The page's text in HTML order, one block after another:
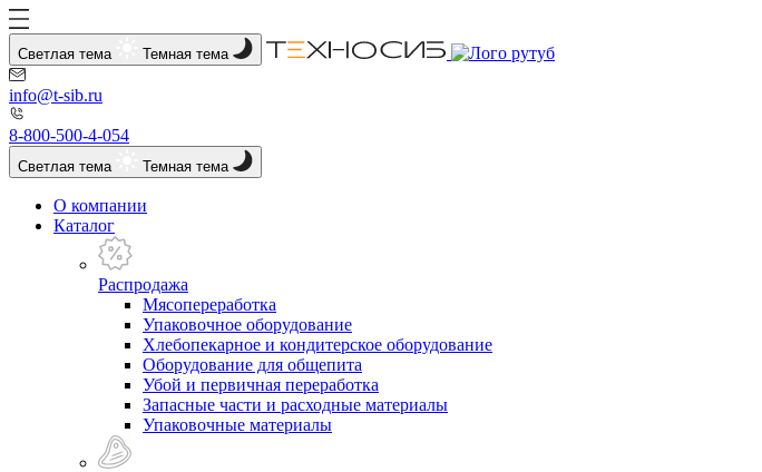
Светлая тема Темная тема
info@t-sib.ru
8-800-500-4-054
Светлая тема Темная тема
О компании
Каталог
Распродажа
Мясопереработка
Упаковочное оборудование
Хлебопекарное и кондитерское оборудование
Оборудование для общепита
Убой и первичная переработка
Запасные части и расходные материалы
Упаковочные материалы